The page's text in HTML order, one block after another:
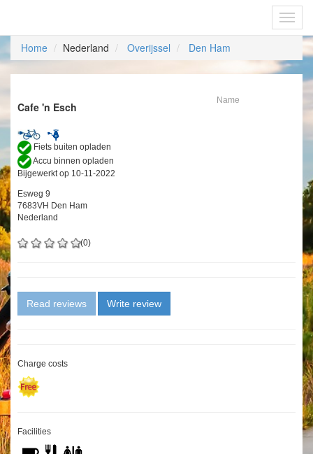
Home Nederland Overijssel Den Ham
Cafe 'n Esch Name
Fiets buiten opladen
Accu binnen opladen
Bijgewerkt op 10-11-2022
Esweg 9
7683VH Den Ham
Nederland
(0)
Read reviews Write review
Charge costs
Facilities